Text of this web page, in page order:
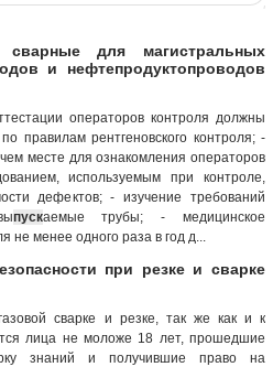
для магистральных
и нефтепродуктопроводов
операторов контроля должны
правилам рентгеновского контроля; -
месте для ознакомления операторов
используемым при контроле,
дефектов; - изучение требований
пускаемые трубы; - медицинское
не менее одного раза в год д...
при резке и сварке
сварке и резке, так же как и к
лица не моложе 18 лет, прошедшие
знаний и получившие право на